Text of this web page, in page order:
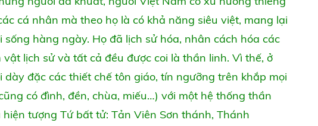
cá nhân mà theo họ là có khả năng siêu việt, mang lại
hàng ngày. Họ đã lịch sử hóa, nhân cách hóa các
lịch sử và tất cả đều được coi là thần linh. Vì thế, ở
đặc các thiết chế tôn giáo, tín ngưỡng trên khắp mọi
có đình, đền, chùa, miếu…) với một hệ thống thần
tượng Tứ bất tử: Tản Viên Sơn thánh, Thánh